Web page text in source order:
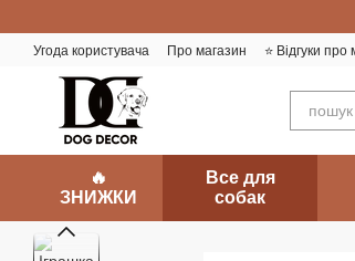
Угода користувача Про магазин ⭐️ Відгуки про
🔥
ЗНИЖКИ
Все для
собак